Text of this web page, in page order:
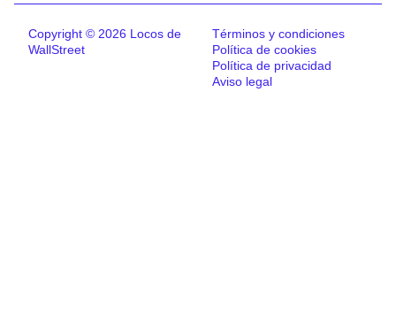
Copyright © 2026 Locos de
WallStreet
Términos y condiciones
Política de cookies
Política de privacidad
Aviso legal